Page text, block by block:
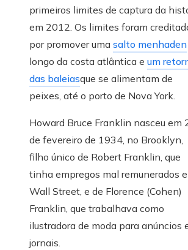
primeiros limites de captura da
em 2012. Os limites foram
por promover uma salto menhaden
longo da costa atlântica e um
das baleiasque se alimentam de
peixes, até o porto de Nova York.
Howard Bruce Franklin nasceu em
de fevereiro de 1934, no Brooklyn,
filho único de Robert Franklin, que
tinha empregos mal remunerados
Wall Street, e de Florence (Cohen)
Franklin, que trabalhava como
ilustradora de moda para anúncios
jornais.